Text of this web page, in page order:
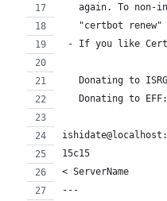
again. To non-
   "certbot renew"
- If you like
Donating to
Donating to
15c15
< ServerName
---